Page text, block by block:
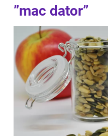
”mac dator”